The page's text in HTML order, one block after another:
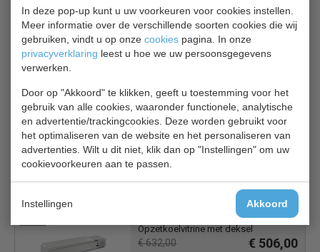
In deze pop-up kunt u uw voorkeuren voor cookies instellen.
Meer informatie over de verschillende soorten cookies die wij
gebruiken, vindt u op onze cookies pagina. In onze
privacyverklaring leest u hoe we uw persoonsgegevens
verwerken.
Door op "Akkoord" te klikken, geeft u toestemming voor het
gebruik van alle cookies, waaronder functionele, analytische
en advertentie/trackingcookies. Deze worden gebruikt voor
het optimaliseren van de website en het personaliseren van
advertenties. Wilt u dit niet, klik dan op "Instellingen" om uw
cookievoorkeuren aan te passen.
Instellingen Akkoord
Handmatige ontdooiing
EcoFrost 7950.5128
Opzetvitrine 6x1/3
€ 535,00 € 428,00
Salade opzetvitrine bekijken
Opzetkoelvitrine met deksel
€ 632,00 € 506,00